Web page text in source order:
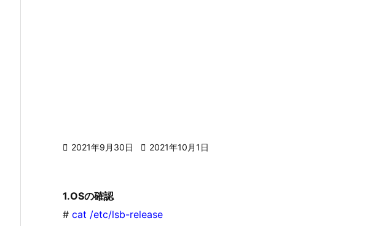
 2021年9月30日  2021年10月1日
1.OSの確認
# cat /etc/lsb-release